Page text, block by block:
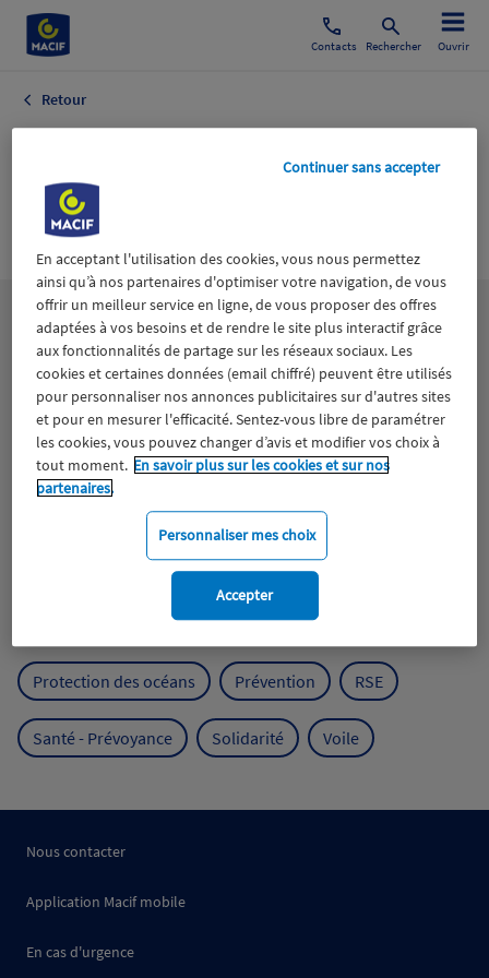
Contacts Rechercher Ouvrir
Retour
AUJOURD'HUI EN
FRANCE
Lesthématiques
Aidants Catastrophes naturelles Climat
Engagement Epargne ESS
Expérience clients Fondation Macif
Mutualisme
Protection de l'environnement
Protection des océans Prévention RSE
Santé - Prévoyance Solidarité Voile
Nous contacter
Application Macif mobile
En cas d'urgence
En acceptant l'utilisation des cookies, vous nous permettez
ainsi qu’à nos partenaires d'optimiser votre navigation, de vous
offrir un meilleur service en ligne, de vous proposer des offres
adaptées à vos besoins et de rendre le site plus interactif grâce
aux fonctionnalités de partage sur les réseaux sociaux. Les
cookies et certaines données (email chiffré) peuvent être utilisés
pour personnaliser nos annonces publicitaires sur d'autres sites
et pour en mesurer l'efficacité. Sentez-vous libre de paramétrer
les cookies, vous pouvez changer d’avis et modifier vos choix à
tout moment. En savoir plus sur les cookies et sur nos
partenaires.
Personnaliser mes choix
Continuer sans accepter
Accepter